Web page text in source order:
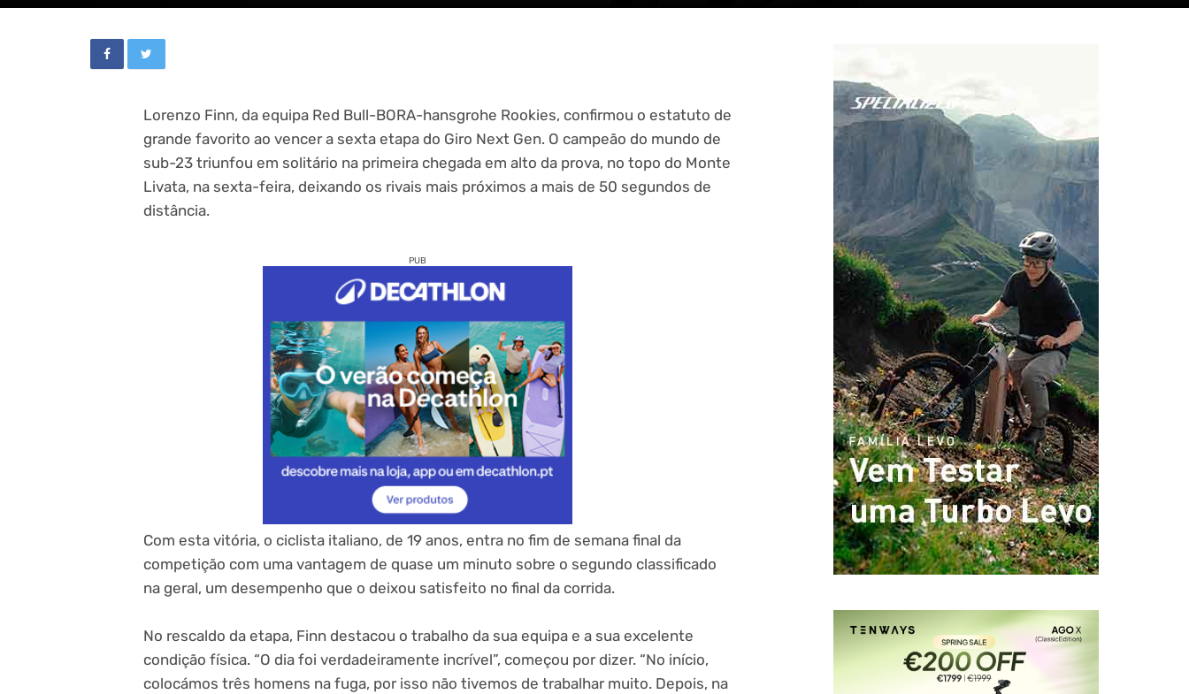
Lorenzo Finn, da equipa Red Bull-BORA-hansgrohe Rookies, confirmou o estatuto de
grande favorito ao vencer a sexta etapa do Giro Next Gen. O campeão do mundo de
sub-23 triunfou em solitário na primeira chegada em alto da prova, no topo do Monte
Livata, na sexta-feira, deixando os rivais mais próximos a mais de 50 segundos de
distância.
PUB
Com esta vitória, o ciclista italiano, de 19 anos, entra no fim de semana final da
competição com uma vantagem de quase um minuto sobre o segundo classificado
na geral, um desempenho que o deixou satisfeito no final da corrida.
No rescaldo da etapa, Finn destacou o trabalho da sua equipa e a sua excelente
condição física. “O dia foi verdadeiramente incrível”, começou por dizer. “No início,
colocámos três homens na fuga, por isso não tivemos de trabalhar muito. Depois, na